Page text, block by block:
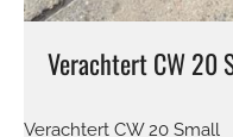
Verachtert CW 20
Verachtert CW 20 Small